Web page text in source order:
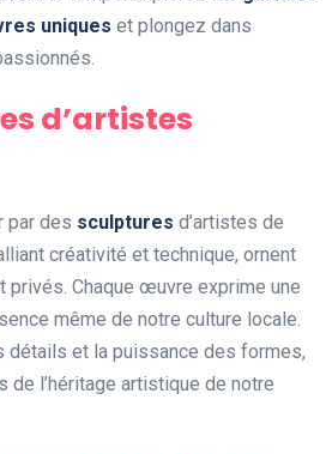
uniques et plongez dans
d’artistes
par des sculptures d’artistes de
créativité et technique, ornent
Chaque œuvre exprime une
même de notre culture locale.
détails et la puissance des formes,
de l’héritage artistique de notre